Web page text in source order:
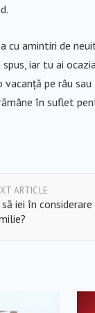
cu amintiri de
iar tu ai
pe râu
în suflet
ARTICLE
să iei în